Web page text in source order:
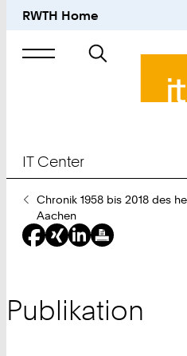
RWTH Home
Suche
nach
IT Center
Sie
sind
hier:
Chronik 1958 bis 2018 des
Aachen
Publikation